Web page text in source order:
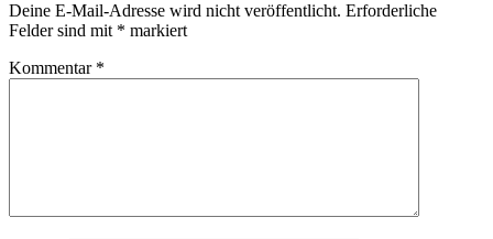
Deine E-Mail-Adresse wird nicht veröffentlicht. Erforderliche
Felder sind mit * markiert
Kommentar *